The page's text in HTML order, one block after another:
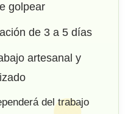
golpear
de 3 a 5 días
artesanal y
del trabajo